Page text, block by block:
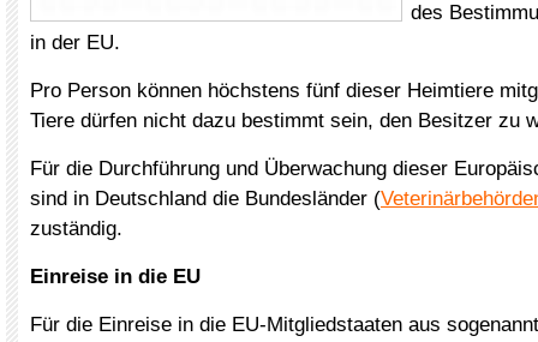
des
in der EU.
Pro Person können höchstens fünf dieser Heimtiere
Tiere dürfen nicht dazu bestimmt sein, den Besitzer zu
Für die Durchführung und Überwachung dieser
sind in Deutschland die Bundesländer (
zuständig.
Einreise in die EU
Für die Einreise in die EU-Mitgliedstaaten aus